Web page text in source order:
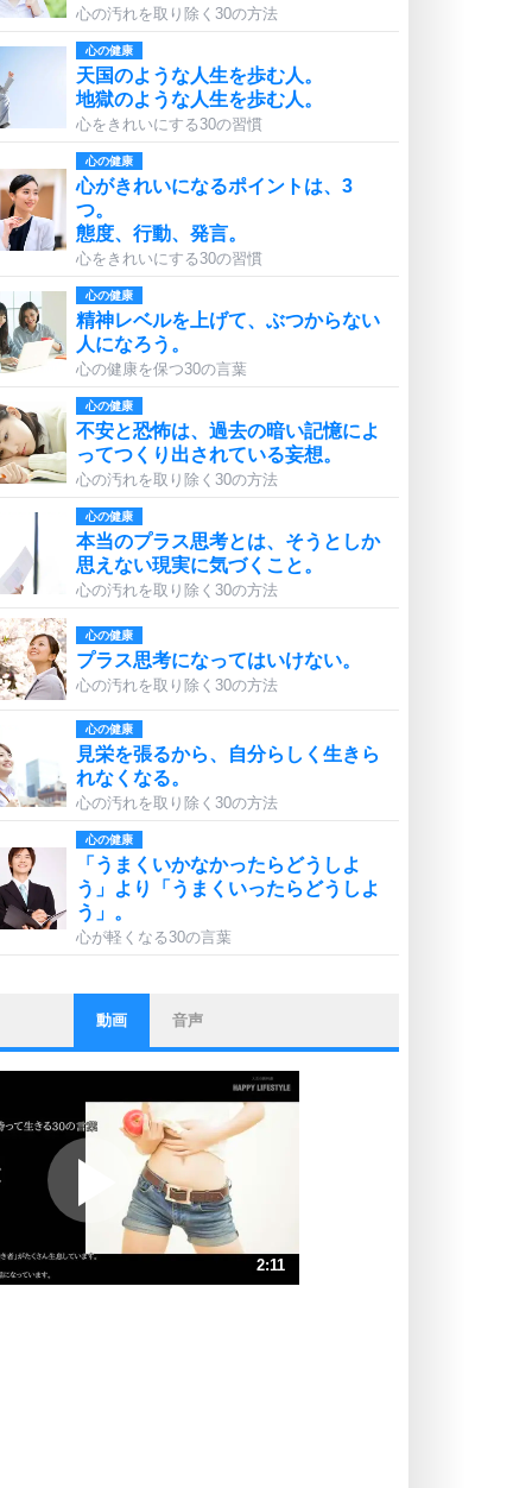
心の汚れを取り除く30の方法
心の健康
天国のような人生を歩む人。
地獄のような人生を歩む人。
心をきれいにする30の習慣
心の健康
心がきれいになるポイントは、3
つ。
態度、行動、発言。
心をきれいにする30の習慣
心の健康
精神レベルを上げて、ぶつからない
人になろう。
心の健康を保つ30の言葉
心の健康
不安と恐怖は、過去の暗い記憶によ
ってつくり出されている妄想。
心の汚れを取り除く30の方法
心の健康
本当のプラス思考とは、そうとしか
思えない現実に気づくこと。
心の汚れを取り除く30の方法
心の健康
プラス思考になってはいけない。
心の汚れを取り除く30の方法
心の健康
見栄を張るから、自分らしく生きら
れなくなる。
心の汚れを取り除く30の方法
心の健康
「うまくいかなかったらどうしよ
う」より「うまくいったらどうしよ
う」。
心が軽くなる30の言葉
ストレス対策
他人と比べない。
いっそのこと、他人を見ない。
いらいらしない人になる30の方法
プラス思考
ポジティブになれない原因は、行動
しないから。
ポジティブ思考になる30の方法
ストレス対策
動画 音声
2:11